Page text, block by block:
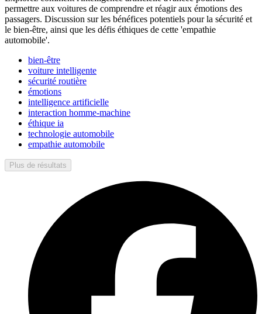
permettre aux voitures de comprendre et réagir aux émotions des
passagers. Discussion sur les bénéfices potentiels pour la sécurité et
le bien-être, ainsi que les défis éthiques de cette 'empathie
automobile'.
bien-être
voiture intelligente
sécurité routière
émotions
intelligence artificielle
interaction homme-machine
éthique ia
technologie automobile
empathie automobile
Plus de résultats